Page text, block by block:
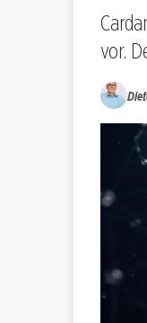
vor.